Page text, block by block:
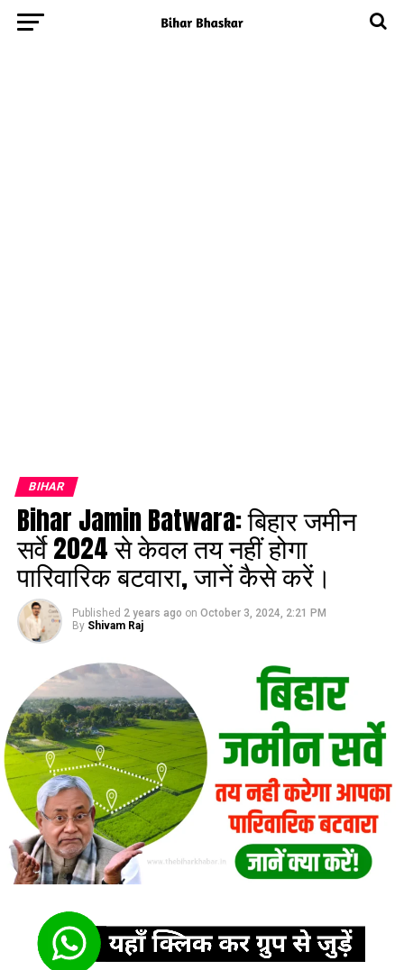
BIHAR
Bihar Jamin Batwara: बिहार जमीन
सर्वे 2024 से केवल तय नहीं होगा
पारिवारिक बटवारा, जानें कैसे करें।
Published 2 years ago on October 3, 2024, 2:21 PM
By Shivam Raj